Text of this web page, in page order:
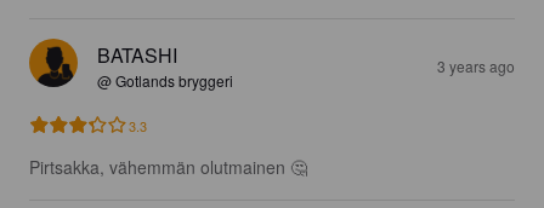
BATASHI
@ Gotlands bryggeri
3 years ago
3.3
Pirtsakka, vähemmän olutmainen 🤔